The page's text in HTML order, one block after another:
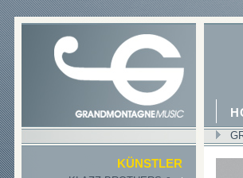
KÜNSTLER